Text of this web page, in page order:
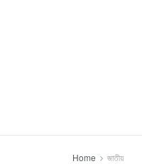
Home জাতীয়